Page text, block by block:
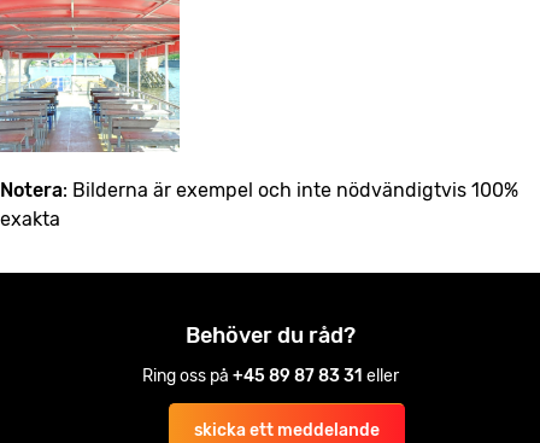
Notera: Bilderna är exempel och inte nödvändigtvis 100%
exakta
Behöver du råd?
Ring oss på +45 89 87 83 31 eller
skicka ett meddelande